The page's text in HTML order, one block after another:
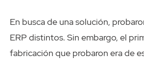
En busca de una solución,
ERP distintos. Sin embargo, el
fabricación que probaron era de